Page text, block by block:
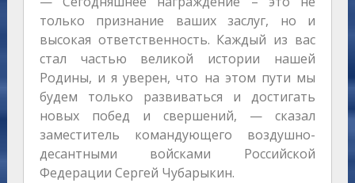
только признание ваших заслуг, но и
высокая ответственность. Каждый из вас
стал частью великой истории нашей
Родины, и я уверен, что на этом пути мы
будем только развиваться и достигать
новых побед и свершений, — сказал
заместитель командующего воздушно-
десантными войсками Российской
Федерации Сергей Чубарыкин.